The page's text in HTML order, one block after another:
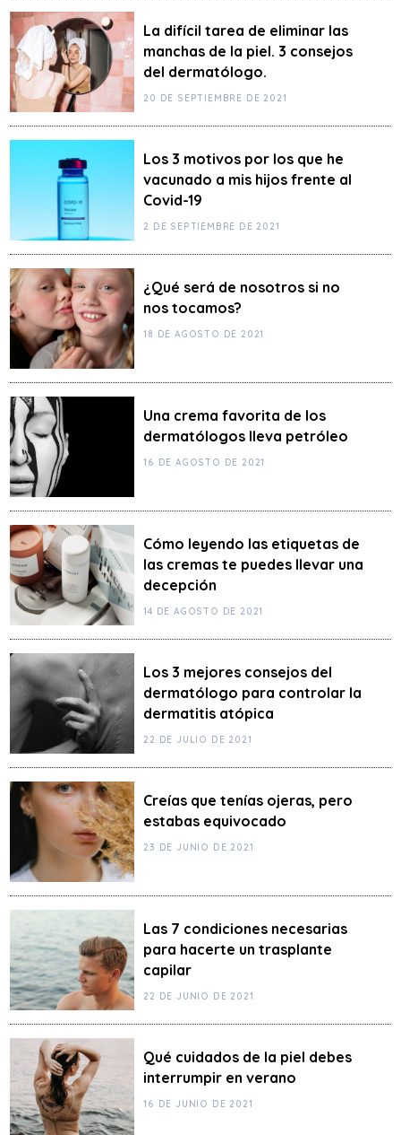
La difícil tarea de eliminar las
manchas de la piel. 3 consejos
del dermatólogo.
20 DE SEPTIEMBRE DE 2021
Los 3 motivos por los que he
vacunado a mis hijos frente al
Covid-19
2 DE SEPTIEMBRE DE 2021
¿Qué será de nosotros si no
nos tocamos?
18 DE AGOSTO DE 2021
Una crema favorita de los
dermatólogos lleva petróleo
16 DE AGOSTO DE 2021
Cómo leyendo las etiquetas de
las cremas te puedes llevar una
decepción
14 DE AGOSTO DE 2021
Los 3 mejores consejos del
dermatólogo para controlar la
dermatitis atópica
22 DE JULIO DE 2021
Creías que tenías ojeras, pero
estabas equivocado
23 DE JUNIO DE 2021
Las 7 condiciones necesarias
para hacerte un trasplante
capilar
22 DE JUNIO DE 2021
Qué cuidados de la piel debes
interrumpir en verano
16 DE JUNIO DE 2021